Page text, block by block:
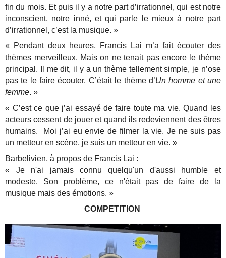
fin du mois. Et puis il y a notre part d’irrationnel, qui est notre
inconscient, notre inné, et qui parle le mieux à notre part
d’irrationnel, c’est la musique. »
« Pendant deux heures, Francis Lai m’a fait écouter des
thèmes merveilleux. Mais on ne tenait pas encore le thème
principal. Il me dit, il y a un thème tellement simple, je n’ose
pas te le faire écouter. C’était le thème d’Un homme et une
femme. »
« C’est ce que j’ai essayé de faire toute ma vie. Quand les
acteurs cessent de jouer et quand ils redeviennent des êtres
humains. Moi j’ai eu envie de filmer la vie. Je ne suis pas
un metteur en scène, je suis un metteur en vie. »
Barbelivien, à propos de Francis Lai :
« Je n'ai jamais connu quelqu'un d'aussi humble et
modeste. Son problème, ce n'était pas de faire de la
musique mais des émotions. »
COMPETITION